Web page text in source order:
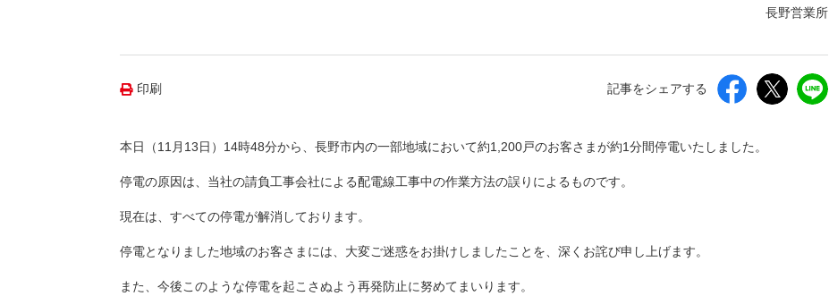
長野営業所
印刷 記事をシェアする
本日（11月13日）14時48分から、長野市内の一部地域において約1,200戸のお客さまが約1分間停電いたしました。
停電の原因は、当社の請負工事会社による配電線工事中の作業方法の誤りによるものです。
現在は、すべての停電が解消しております。
停電となりました地域のお客さまには、大変ご迷惑をお掛けしましたことを、深くお詫び申し上げます。
また、今後このような停電を起こさぬよう再発防止に努めてまいります。